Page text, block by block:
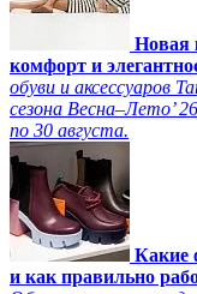
Новая
комфорт и
обуви и аксессуаров
сезона Весна–Лето’
по 30 августа.
Какие
и как правильно